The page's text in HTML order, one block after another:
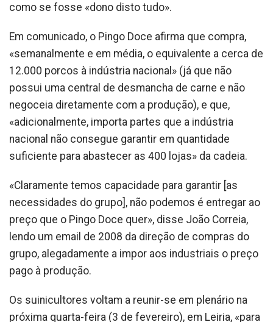
como se fosse «dono disto tudo».
Em comunicado, o Pingo Doce afirma que compra,
«semanalmente e em média, o equivalente a cerca de
12.000 porcos à indústria nacional» (já que não
possui uma central de desmancha de carne e não
negoceia diretamente com a produção), e que,
«adicionalmente, importa partes que a indústria
nacional não consegue garantir em quantidade
suficiente para abastecer as 400 lojas» da cadeia.
«Claramente temos capacidade para garantir [as
necessidades do grupo], não podemos é entregar ao
preço que o Pingo Doce quer», disse João Correia,
lendo um email de 2008 da direção de compras do
grupo, alegadamente a impor aos industriais o preço
pago à produção.
Os suinicultores voltam a reunir-se em plenário na
próxima quarta-feira (3 de fevereiro), em Leiria, «para